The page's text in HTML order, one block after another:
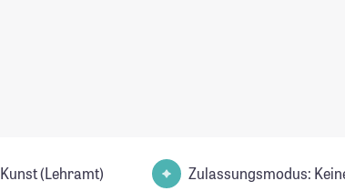
Studienfeld(er): Kunst (Lehramt)
Zulassungsmodus: